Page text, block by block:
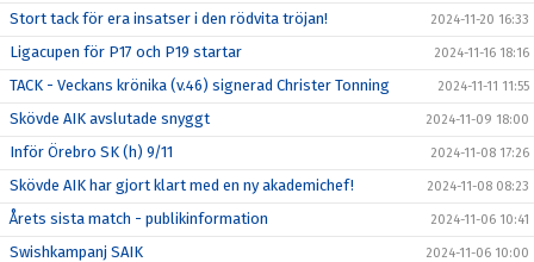
Stort tack för era insatser i den rödvita tröjan! 2024-11-20 16:33
Ligacupen för P17 och P19 startar 2024-11-16 18:16
TACK - Veckans krönika (v.46) signerad Christer Tonning 2024-11-11 11:55
Skövde AIK avslutade snyggt 2024-11-09 18:00
Inför Örebro SK (h) 9/11 2024-11-08 17:26
Skövde AIK har gjort klart med en ny akademichef! 2024-11-08 08:23
Årets sista match - publikinformation 2024-11-06 10:41
Swishkampanj SAIK 2024-11-06 10:00